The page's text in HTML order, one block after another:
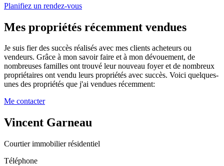
Planifiez un rendez-vous
Mes propriétés récemment vendues
Je suis fier des succès réalisés avec mes clients acheteurs ou
vendeurs. Grâce à mon savoir faire et à mon dévouement, de
nombreuses familles ont trouvé leur nouveau foyer et de nombreux
propriétaires ont vendu leurs propriétés avec succès. Voici quelques-
unes des propriétés que j'ai vendues récemment:
Me contacter
Vincent Garneau
Courtier immobilier résidentiel
Téléphone